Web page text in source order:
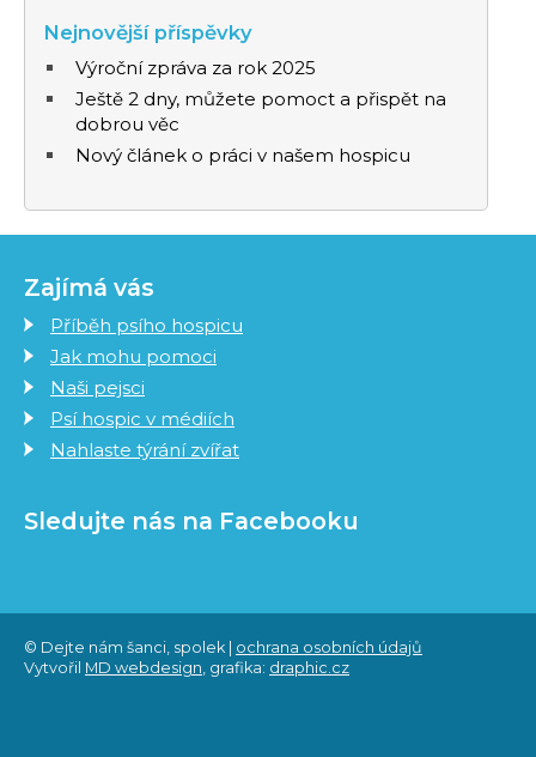
Nejnovější příspěvky
Výroční zpráva za rok 2025
Ještě 2 dny, můžete pomoct a přispět na
dobrou věc
Nový článek o práci v našem hospicu
Zajímá vás
Příběh psího hospicu
Jak mohu pomoci
Naši pejsci
Psí hospic v médiích
Nahlaste týrání zvířat
Sledujte nás na Facebooku
© Dejte nám šanci, spolek | ochrana osobních údajů
Vytvořil MD webdesign , grafika: draphic.cz